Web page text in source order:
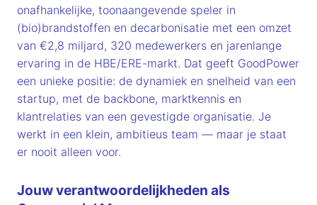
onafhankelijke, toonaangevende speler in
(bio)brandstoffen en decarbonisatie met een omzet
van €2,8 miljard, 320 medewerkers en jarenlange
ervaring in de HBE/ERE-markt. Dat geeft GoodPower
een unieke positie: de dynamiek en snelheid van een
startup, met de backbone, marktkennis en
klantrelaties van een gevestigde organisatie. Je
werkt in een klein, ambitieus team — maar je staat
er nooit alleen voor.
Jouw verantwoordelijkheden als